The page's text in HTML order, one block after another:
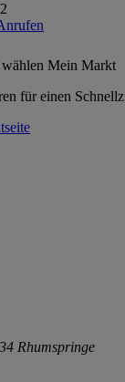
Mein Markt
für einen
Rhumspringe